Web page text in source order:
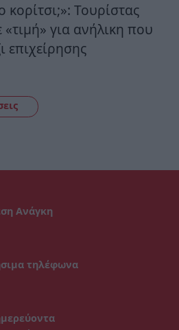
κορίτσι;»: Τουρίστας
για ανήλικη που
επιχείρησης
Ανάγκη
τηλέφωνα